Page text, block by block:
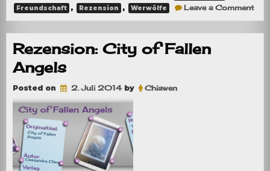
Freundschaft , Rezension , Werwölfe Leave a Commenton
Das
Rezension: City of Fallen
Angels
Posted on 2. Juli 2014by Chiawen